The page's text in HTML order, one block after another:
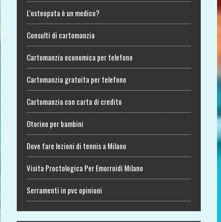
L’osteopata è un medico?
Consulti di cartomanzia
Cartomanzia economica per telefono
Cartomanzia gratuita per telefono
Cartomanzia con carta di credito
Otorino per bambini
Dove fare lezioni di tennis a Milano
Visita Proctologica Per Emorroidi Milano
Serramenti in pvc opinioni